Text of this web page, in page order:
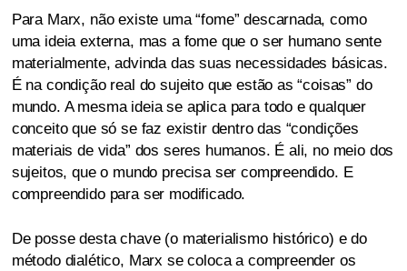
Para Marx, não existe uma “fome” descarnada, como
uma ideia externa, mas a fome que o ser humano sente
materialmente, advinda das suas necessidades básicas.
É na condição real do sujeito que estão as “coisas” do
mundo. A mesma ideia se aplica para todo e qualquer
conceito que só se faz existir dentro das “condições
materiais de vida” dos seres humanos. É ali, no meio dos
sujeitos, que o mundo precisa ser compreendido. E
compreendido para ser modificado.
De posse desta chave (o materialismo histórico) e do
método dialético, Marx se coloca a compreender os